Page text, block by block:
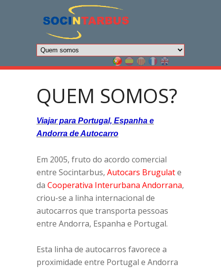
QUEM SOMOS?
Viajar para Portugal, Espanha e
Andorra de Autocarro
Em 2005, fruto do acordo comercial
entre Socintarbus, Autocars Brugulate
da Cooperativa Interurbana Andorrana,
criou-se a linha internacional de
autocarros que transporta pessoas
entre Andorra, Espanha e Portugal.
Esta linha de autocarros favorece a
proximidade entre Portugal e Andorra